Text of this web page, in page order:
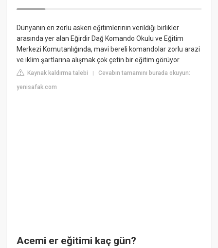
Dünyanın en zorlu askeri eğitimlerinin verildiği birlikler
arasında yer alan Eğirdir Dağ Komando Okulu ve Eğitim
Merkezi Komutanlığında, mavi bereli komandolar zorlu arazi
ve iklim şartlarına alışmak çok çetin bir eğitim görüyor.
Kaynak kaldırma talebi |Cevabın tamamını burada okuyun:
yenisafak.com
Acemi er eğitimi kaç gün?